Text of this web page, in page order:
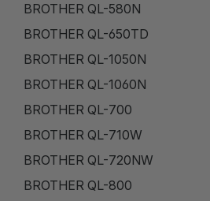
BROTHER QL-580N
BROTHER QL-650TD
BROTHER QL-1050N
BROTHER QL-1060N
BROTHER QL-700
BROTHER QL-710W
BROTHER QL-720NW
BROTHER QL-800